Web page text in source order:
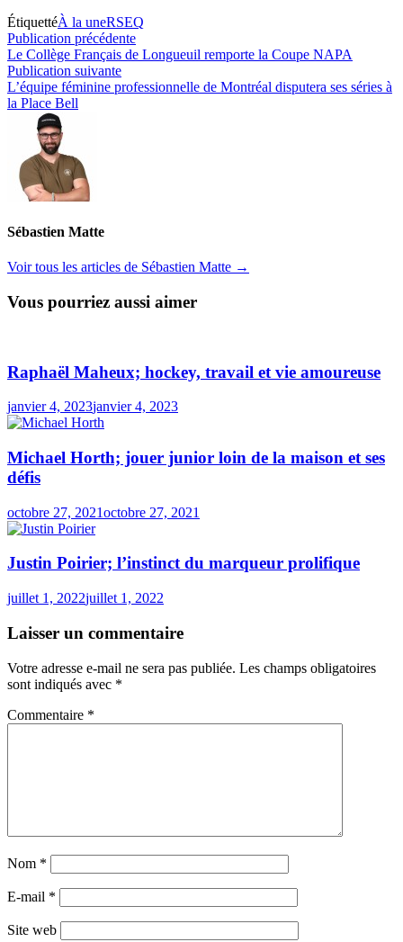
ÉtiquettéÀ la uneRSEQ
Navigation
de
l’article
Publication précédentePublication
précédente :
Le Collège Français de Longueuil remporte la Coupe NAPA
Publication suivantePublication
suivante :
L’équipe féminine professionnelle de Montréal disputera ses séries à
la Place Bell
Sébastien Matte
Voir tous les articles de Sébastien Matte →
Vous pourriez aussi aimer
Raphaël Maheux; hockey, travail et vie amoureuse
janvier 4, 2023janvier 4, 2023
Michael Horth; jouer junior loin de la maison et ses
défis
octobre 27, 2021octobre 27, 2021
Justin Poirier; l’instinct du marqueur prolifique
juillet 1, 2022juillet 1, 2022
Laisser un commentaire
Votre adresse e-mail ne sera pas publiée. Les champs obligatoires
sont indiqués avec *
Commentaire *
Nom *
E-mail *
Site web